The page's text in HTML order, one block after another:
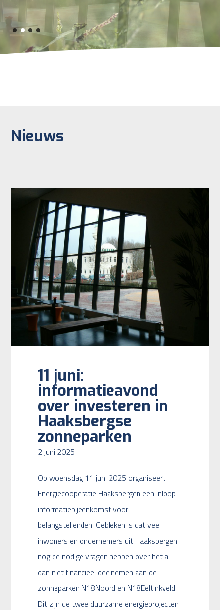
Nieuws
11 juni:
informatieavond
over investeren in
Haaksbergse
zonneparken
2 juni 2025
Op woensdag 11 juni 2025 organiseert
Energiecoöperatie Haaksbergen een inloop-
informatiebijeenkomst voor
belangstellenden. Gebleken is dat veel
inwoners en ondernemers uit Haaksbergen
nog de nodige vragen hebben over het al
dan niet financieel deelnemen aan de
zonneparken N18Noord en N18Eeltinkveld.
Dit zijn de twee duurzame energieprojecten